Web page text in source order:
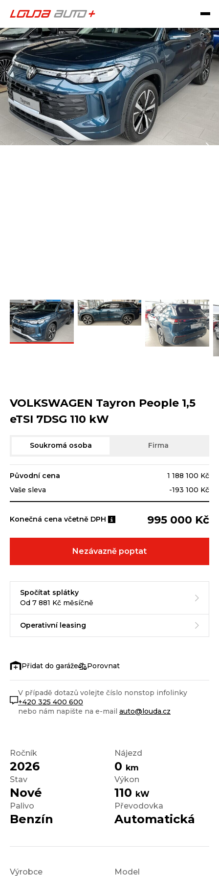
Ročník
2026
Nájezd
0 km
Stav
Nové
Výkon
110 kW
Palivo
Benzín
Převodovka
Automatická
Výrobce Model
VOLKSWAGEN Tayron People 1,5
eTSI 7DSG 110 kW
Soukromá osoba Firma
Původní cena
1 188 100 Kč
Vaše sleva
-193 100 Kč
Konečná cena včetně DPH 995 000 Kč
Nezávazně poptat
Spočítat splátky
Od 7 881 Kč měsíčně
Operativní leasing
Porovnat
V případě dotazů volejte číslo nonstop infolinky
+420 325 400 600
nebo nám napište na e-mail auto@louda.cz